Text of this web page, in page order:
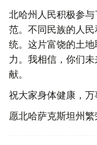
北哈州人民积极参
范。不同民族的人
统。这片富饶的土
力。我相信，你们
献。
祝大家身体健康，万
愿北哈萨克斯坦州繁